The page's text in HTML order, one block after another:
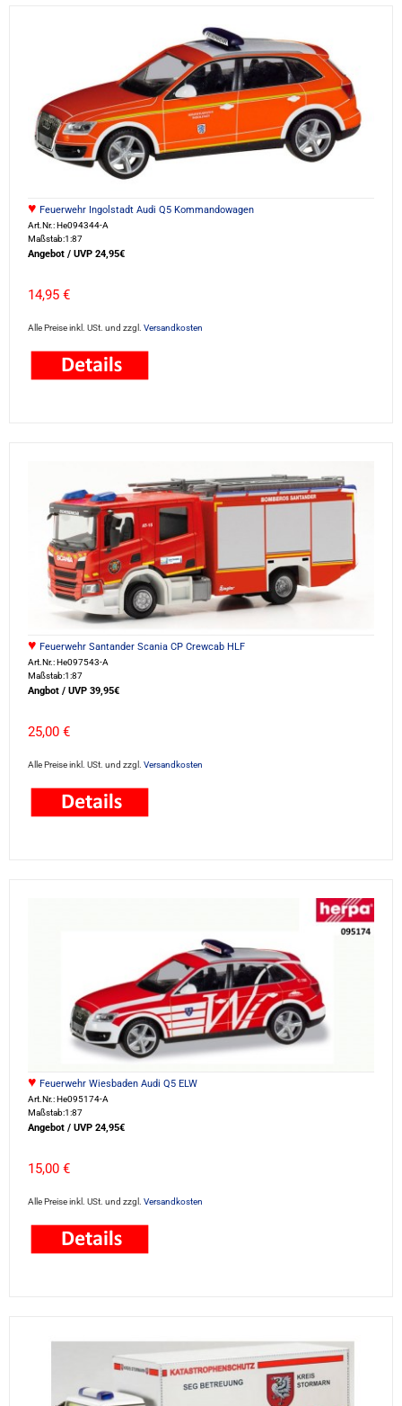
♥ Feuerwehr Ingolstadt Audi Q5 Kommandowagen
Art.Nr.: He094344-A
Maßstab:1:87
Angebot / UVP 24,95€
14,95 €
Alle Preise inkl. USt. und zzgl. Versandkosten
♥ Feuerwehr Santander Scania CP Crewcab HLF
Art.Nr.: He097543-A
Maßstab:1:87
Angbot / UVP 39,95€
25,00 €
Alle Preise inkl. USt. und zzgl. Versandkosten
♥ Feuerwehr Wiesbaden Audi Q5 ELW
Art.Nr.: He095174-A
Maßstab:1:87
Angebot / UVP 24,95€
15,00 €
Alle Preise inkl. USt. und zzgl. Versandkosten